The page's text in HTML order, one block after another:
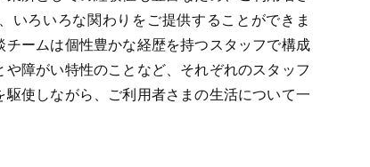
いろいろな関わりをご提供することができま
ームは個性豊かな経歴を持つスタッフで構成
や障がい特性のことなど、それぞれのスタッフ
使しながら、ご利用者さまの生活について一